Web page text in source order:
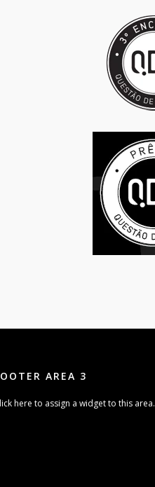
AREA 3
here to assign a widget to this area.